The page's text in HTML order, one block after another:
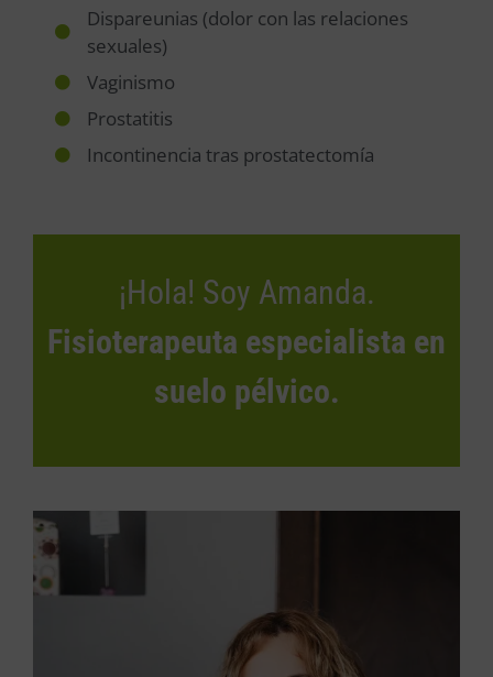
Dispareunias (dolor con las relaciones
sexuales)
Vaginismo
Prostatitis
Incontinencia tras prostatectomía
¡Hola! Soy Amanda.
Fisioterapeuta especialista en
suelo pélvico.